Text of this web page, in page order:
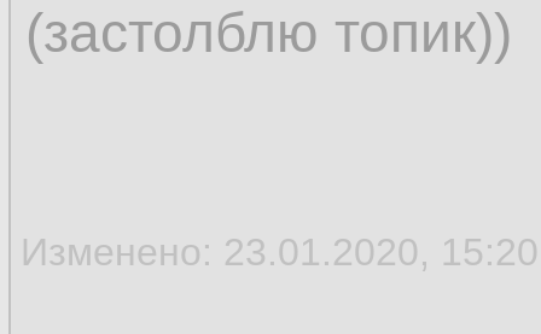
(застолблю топик))
Изменено: 23.01.2020,